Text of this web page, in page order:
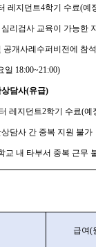
레지던트4학기 수료(예
리검사 교육이 가능한
공개사례수퍼비전에 참
일 18:00~21:00)
상담사(유급)
레지던트2학기 수료(예
상담사 간 중복 지원 불가
교 내 타부서 중복 근무
급여(